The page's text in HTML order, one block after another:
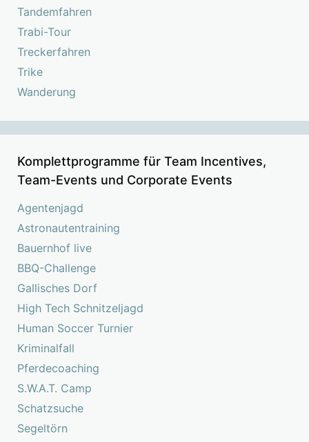
Tandemfahren
Trabi-Tour
Treckerfahren
Trike
Wanderung
Komplettprogramme für Team Incentives,
Team-Events und Corporate Events
Agentenjagd
Astronautentraining
Bauernhof live
BBQ-Challenge
Gallisches Dorf
High Tech Schnitzeljagd
Human Soccer Turnier
Kriminalfall
Pferdecoaching
S.W.A.T. Camp
Schatzsuche
Segeltörn